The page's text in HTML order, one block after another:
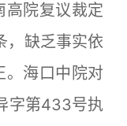
高院复议裁定
，缺乏事实依
。海口中院对
字第433号执